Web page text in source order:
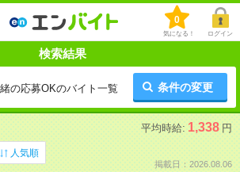
0
気になる！ ログイン
検索結果
の応募OKのバイト一覧 条件の変更
平均時給: 1,338 円
人気順
掲載日：2026.08.06